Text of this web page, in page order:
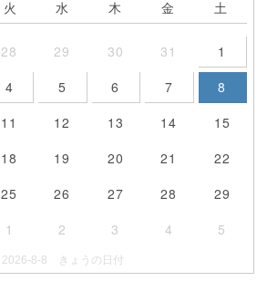
火 水 木 金 土
28 29 30 31
1
4 5 6 7
8
11 12 13 14
15
18 19 20 21
22
25 26 27 28
29
1 2 3 4 5
2026-8-8 きょうの日付